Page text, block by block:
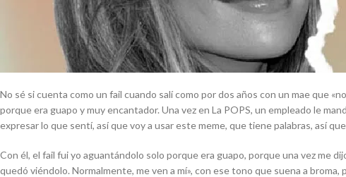
No sé si cuenta como un fail cuando salí como por dos años con un mae que
porque era guapo y muy encantador. Una vez en La POPS, un empleado le
expresar lo que sentí, así que voy a usar este meme, que tiene palabras, así
Con él, el fail fui yo aguantándolo solo porque era guapo, porque una vez me
quedó viéndolo. Normalmente, me ven a mí», con ese tono que suena a